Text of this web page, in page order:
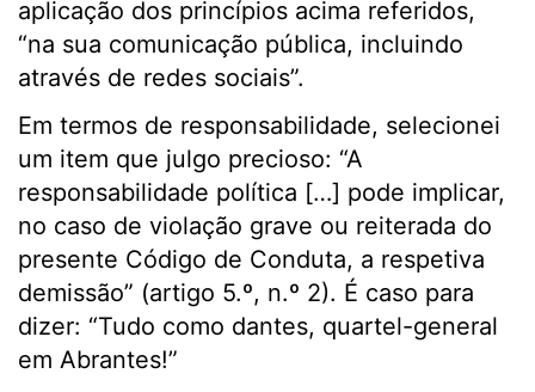
aplicação dos princípios acima referidos,
“na sua comunicação pública, incluindo
através de redes sociais”.
Em termos de responsabilidade, selecionei
um item que julgo precioso: “A
responsabilidade política […] pode implicar,
no caso de violação grave ou reiterada do
presente Código de Conduta, a respetiva
demissão” (artigo 5.º, n.º 2). É caso para
dizer: “Tudo como dantes, quartel-general
em Abrantes!”